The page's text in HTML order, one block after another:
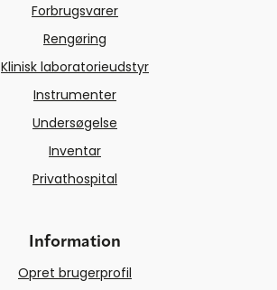
Forbrugsvarer
Rengøring
Klinisk laboratorieudstyr
Instrumenter
Undersøgelse
Inventar
Privathospital
Information
Opret brugerprofil